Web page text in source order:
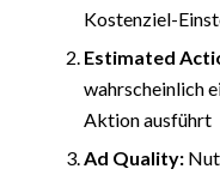
Kostenziel-
Estimated
wahrscheinlich
Aktion ausführt
Ad Quality: